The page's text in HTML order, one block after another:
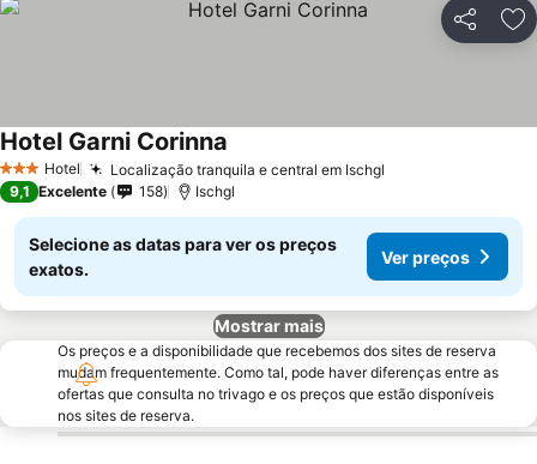
Partilhar
3 EstrelasHotel Localização tranquila e central em Ischgl
Hotel Garni Corinna
9,1 Excelente 158 Ischgl
Selecione as datas para ver os preços
exatos.
Ver preços
Mostrar mais
Os preços e a disponibilidade que recebemos dos sites de reserva
mudam frequentemente. Como tal, pode haver diferenças entre as
ofertas que consulta no trivago e os preços que estão disponíveis
nos sites de reserva.